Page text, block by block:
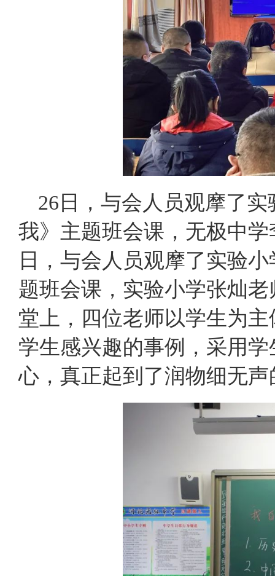
26日，与会人员观摩了
我》主题班会课，无极中
日，与会人员观摩了实验
题班会课，实验小学张灿
堂上，四位老师以学生为
学生感兴趣的事例，采用
心，真正起到了润物细无